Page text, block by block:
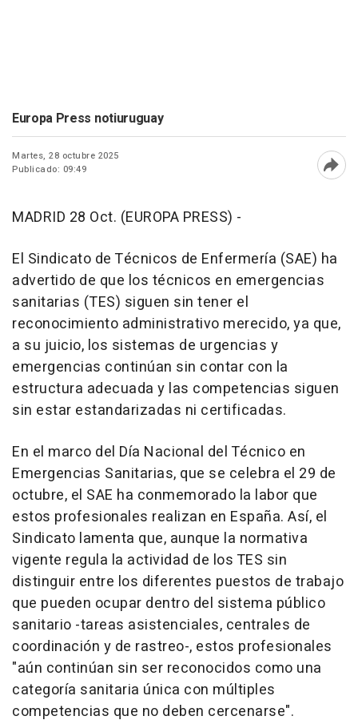
Europa Press notiuruguay
Martes, 28 octubre 2025
Publicado: 09:49
MADRID 28 Oct. (EUROPA PRESS) -
El Sindicato de Técnicos de Enfermería (SAE) ha
advertido de que los técnicos en emergencias
sanitarias (TES) siguen sin tener el
reconocimiento administrativo merecido, ya que,
a su juicio, los sistemas de urgencias y
emergencias continúan sin contar con la
estructura adecuada y las competencias siguen
sin estar estandarizadas ni certificadas.
En el marco del Día Nacional del Técnico en
Emergencias Sanitarias, que se celebra el 29 de
octubre, el SAE ha conmemorado la labor que
estos profesionales realizan en España. Así, el
Sindicato lamenta que, aunque la normativa
vigente regula la actividad de los TES sin
distinguir entre los diferentes puestos de trabajo
que pueden ocupar dentro del sistema público
sanitario -tareas asistenciales, centrales de
coordinación y de rastreo-, estos profesionales
"aún continúan sin ser reconocidos como una
categoría sanitaria única con múltiples
competencias que no deben cercenarse".